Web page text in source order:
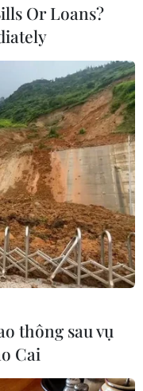
Haiyang
Ukraine ủng hộ
triển lãm về
hành phản đối
nguyện hướng
Or Loans?
thông sau vụ
Cai